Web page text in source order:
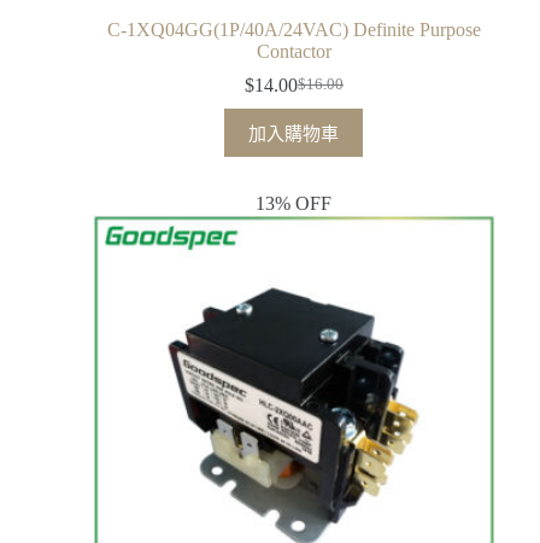
C-1XQ04GG(1P/40A/24VAC) Definite Purpose
Contactor
$16.00
$14.00
加入購物車
13% OFF